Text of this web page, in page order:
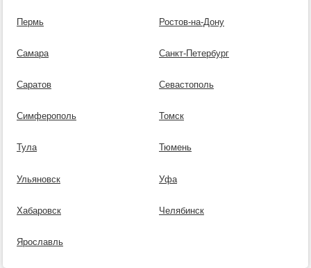
Пермь Ростов-на-Дону
Самара Санкт-Петербург
Саратов Севастополь
Симферополь Томск
Тула Тюмень
Ульяновск Уфа
Хабаровск Челябинск
Ярославль